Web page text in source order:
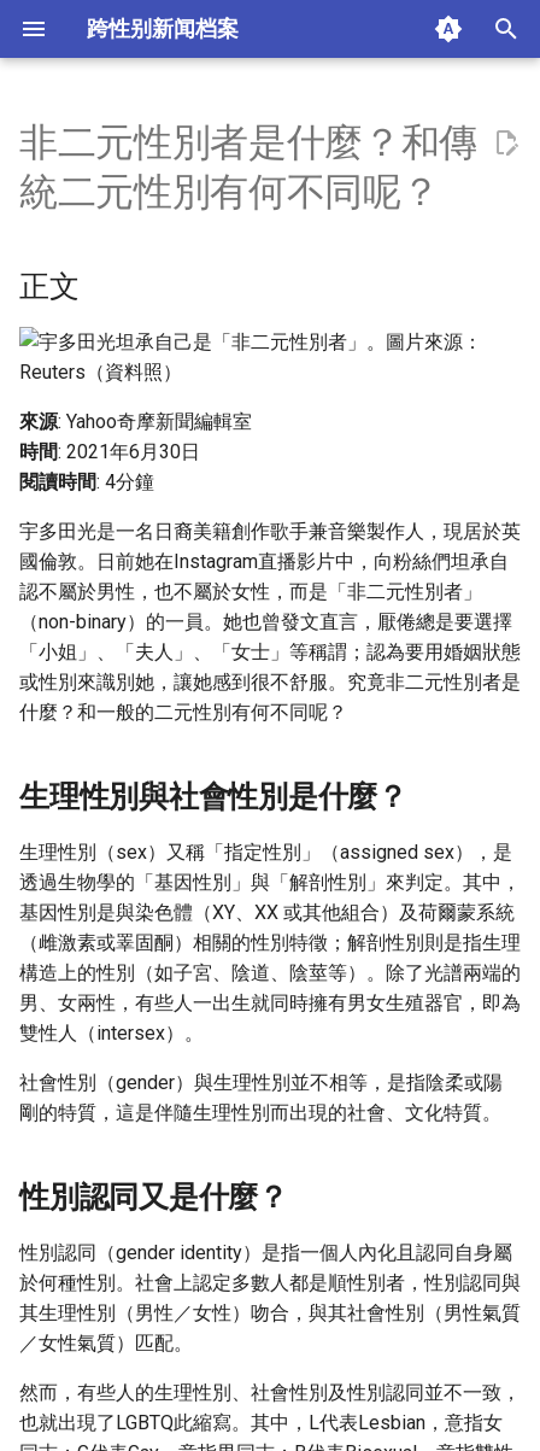
跨性别新闻档案
t
a
l
i
z
i
g
s
a
正文
性別認同又是什麼？
非二元性別者是什麼？
摘要与附加信息
附加信息 [Processed Page
Metadata]
非二元性別者是什麼？和傳
統二元性別有何不同呢？
正文
來源: Yahoo奇摩新聞編輯室
時間: 2021年6月30日
閱讀時間: 4分鐘
宇多田光是一名日裔美籍創作歌手兼音樂製作人，現居於英
國倫敦。日前她在Instagram直播影片中，向粉絲們坦承自
認不屬於男性，也不屬於女性，而是「非二元性別者」
（non-binary）的一員。她也曾發文直言，厭倦總是要選擇
「小姐」、「夫人」、「女士」等稱謂；認為要用婚姻狀態
或性別來識別她，讓她感到很不舒服。究竟非二元性別者是
什麼？和一般的二元性別有何不同呢？
生理性別與社會性別是什麼？
生理性別（sex）又稱「指定性別」（assigned sex），是
透過生物學的「基因性別」與「解剖性別」來判定。其中，
基因性別是與染色體（XY、XX 或其他組合）及荷爾蒙系統
（雌激素或睪固酮）相關的性別特徵；解剖性別則是指生理
構造上的性別（如子宮、陰道、陰莖等）。除了光譜兩端的
男、女兩性，有些人一出生就同時擁有男女生殖器官，即為
雙性人（intersex）。
社會性別（gender）與生理性別並不相等，是指陰柔或陽
剛的特質，這是伴隨生理性別而出現的社會、文化特質。
性別認同又是什麼？
性別認同（gender identity）是指一個人內化且認同自身屬
於何種性別。社會上認定多數人都是順性別者，性別認同與
其生理性別（男性／女性）吻合，與其社會性別（男性氣質
／女性氣質）匹配。
然而，有些人的生理性別、社會性別及性別認同並不一致，
也就出現了LGBTQ此縮寫。其中，L代表Lesbian，意指女